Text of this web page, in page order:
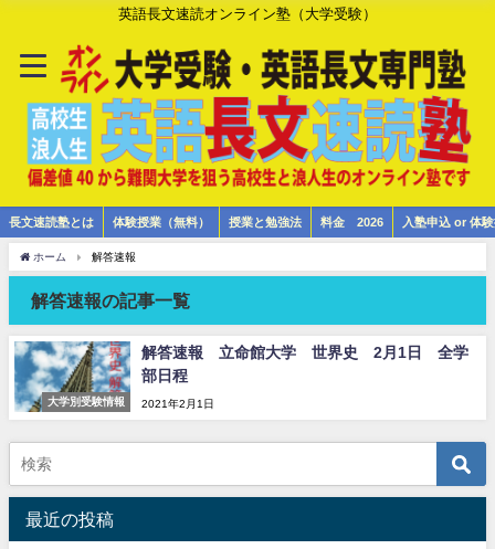
英語長文速読オンライン塾（大学受験）
長文速読塾とは 体験授業（無料） 授業と勉強法 料金 2026 入塾申込 or 体
ホーム 解答速報
解答速報の記事一覧
大学別受験情報
解答速報 立命館大学 世界史 2月1日 全学
部日程
2021年2月1日
最近の投稿